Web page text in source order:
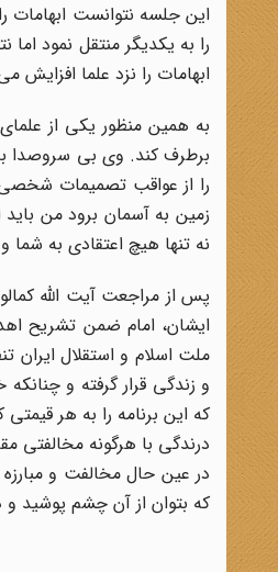
این جلسه نتوانست ابهامات
را به یکدیگر منتقل نمود
ابهامات را نزد علما افزایش
به همین منظور یکی از علمای
برطرف کند. وی بی سروصدا
را از عواقب تصمیمات
زمین به آسمان برود من باید
نه تنها هیچ اعتقادی به
پس از مراجعت آیت الله
ایشان، امام ضمن تشریح
ملت اسلام و استقلال
و زندگی قرار گرفته و
که این برنامه را به هر
درندگی با هرگونه مخالفتی
در عین حال مخالفت و
که بتوان از آن چشم پوشید و